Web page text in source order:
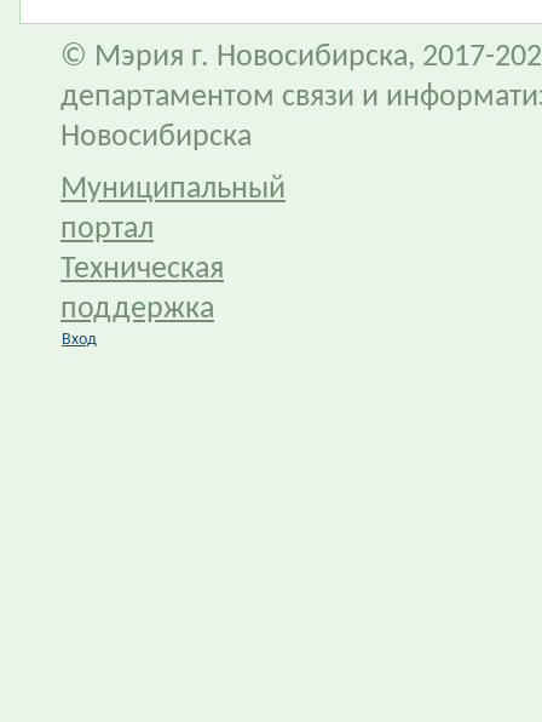
© Мэрия г. Новосибирска, 2017-
департаментом связи и
Новосибирска
Муниципальный
портал
Техническая
поддержка
Вход